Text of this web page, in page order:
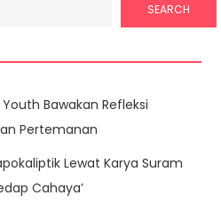
SEARCH
Bawakan Refleksi
Pertemanan
Lewat Karya Suram
Cahaya’